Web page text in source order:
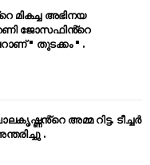
മികച്ച അഭിനയ
ജോസഫിൻ്റെ
" തുടക്കം " .
അമ്മ റിട്ട. ടീച്ചർ
.